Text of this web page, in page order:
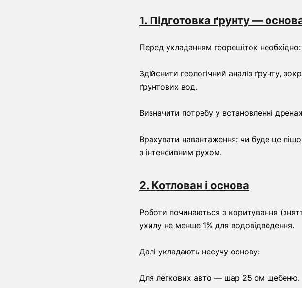
1. Підготовка ґрунту —
Перед укладанням георешіток необхідно:
Здійснити геологічний аналіз ґрунту,
ґрунтових вод.
Визначити потребу у встановленні
Врахувати навантаження: чи буде це
з інтенсивним рухом.
2. Котлован і основа
Роботи починаються з коритування
ухилу не менше 1% для водовідведення.
Далі укладають несучу основу:
Для легкових авто — шар 25 см щебеню.